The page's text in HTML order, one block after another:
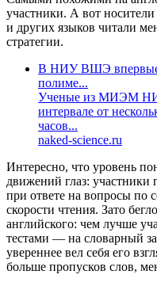
участники. А вот носители
и других языков читали
стратегии.
В НИУ ВШЭ впервые
полиме...
Ученые из МИЭМ
интервале от
часов...
naked-science.ru
Интересно, что уровень
движений глаз: участники
при ответе на вопросы по
скорости чтения. Зато
английского: чем лучше
тестами — на словарный
увереннее вел себя его
больше пропусков слов,